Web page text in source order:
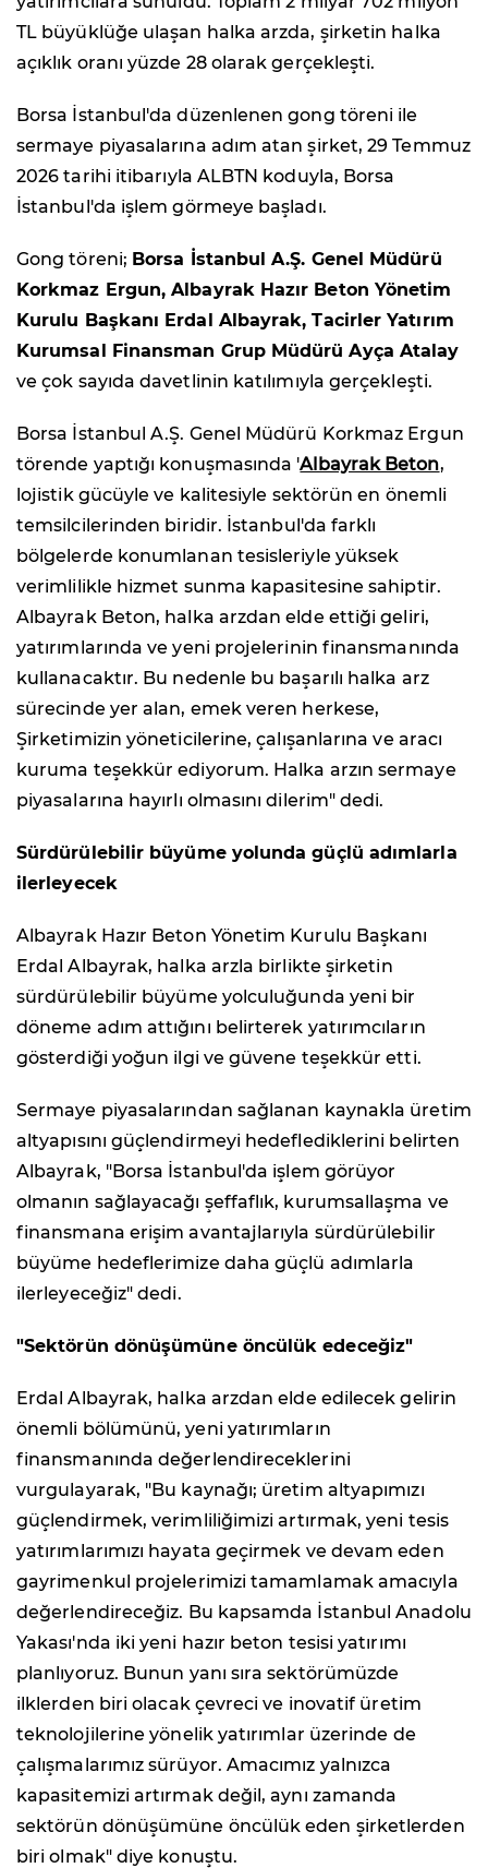
TL büyüklüğe ulaşan halka arzda, şirketin halka
açıklık oranı yüzde 28 olarak gerçekleşti.
Borsa İstanbul'da düzenlenen gong töreni ile
sermaye piyasalarına adım atan şirket, 29 Temmuz
2026 tarihi itibarıyla ALBTN koduyla, Borsa
İstanbul'da işlem görmeye başladı.
Gong töreni; Borsa İstanbul A.Ş. Genel Müdürü
Korkmaz Ergun, Albayrak Hazır Beton Yönetim
Kurulu Başkanı Erdal Albayrak, Tacirler Yatırım
Kurumsal Finansman Grup Müdürü Ayça Atalay
ve çok sayıda davetlinin katılımıyla gerçekleşti.
Borsa İstanbul A.Ş. Genel Müdürü Korkmaz Ergun
törende yaptığı konuşmasında 'Albayrak Beton,
lojistik gücüyle ve kalitesiyle sektörün en önemli
temsilcilerinden biridir. İstanbul'da farklı
bölgelerde konumlanan tesisleriyle yüksek
verimlilikle hizmet sunma kapasitesine sahiptir.
Albayrak Beton, halka arzdan elde ettiği geliri,
yatırımlarında ve yeni projelerinin finansmanında
kullanacaktır. Bu nedenle bu başarılı halka arz
sürecinde yer alan, emek veren herkese,
Şirketimizin yöneticilerine, çalışanlarına ve aracı
kuruma teşekkür ediyorum. Halka arzın sermaye
piyasalarına hayırlı olmasını dilerim" dedi.
Sürdürülebilir büyüme yolunda güçlü adımlarla
ilerleyecek
Albayrak Hazır Beton Yönetim Kurulu Başkanı
Erdal Albayrak, halka arzla birlikte şirketin
sürdürülebilir büyüme yolculuğunda yeni bir
döneme adım attığını belirterek yatırımcıların
gösterdiği yoğun ilgi ve güvene teşekkür etti.
Sermaye piyasalarından sağlanan kaynakla üretim
altyapısını güçlendirmeyi hedeflediklerini belirten
Albayrak, "Borsa İstanbul'da işlem görüyor
olmanın sağlayacağı şeffaflık, kurumsallaşma ve
finansmana erişim avantajlarıyla sürdürülebilir
büyüme hedeflerimize daha güçlü adımlarla
ilerleyeceğiz" dedi.
"Sektörün dönüşümüne öncülük edeceğiz"
Erdal Albayrak, halka arzdan elde edilecek gelirin
önemli bölümünü, yeni yatırımların
finansmanında değerlendireceklerini
vurgulayarak, "Bu kaynağı; üretim altyapımızı
güçlendirmek, verimliliğimizi artırmak, yeni tesis
yatırımlarımızı hayata geçirmek ve devam eden
gayrimenkul projelerimizi tamamlamak amacıyla
değerlendireceğiz. Bu kapsamda İstanbul Anadolu
Yakası'nda iki yeni hazır beton tesisi yatırımı
planlıyoruz. Bunun yanı sıra sektörümüzde
ilklerden biri olacak çevreci ve inovatif üretim
teknolojilerine yönelik yatırımlar üzerinde de
çalışmalarımız sürüyor. Amacımız yalnızca
kapasitemizi artırmak değil, aynı zamanda
sektörün dönüşümüne öncülük eden şirketlerden
biri olmak" diye konuştu.